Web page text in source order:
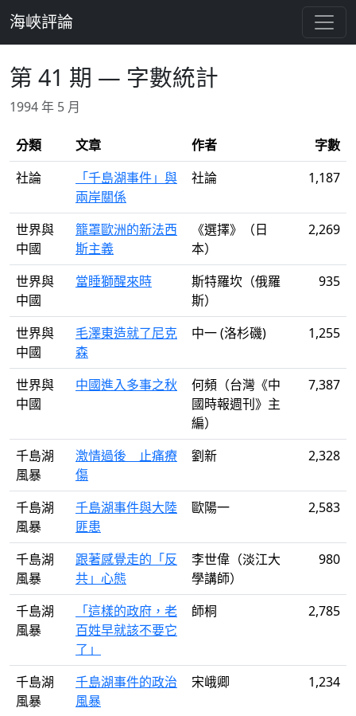
海峽評論
第 41 期 — 字數統計
1994 年 5 月
分類 文章 作者
字數
社論
「千島湖事件」與
兩岸關係
社論 1,187
世界與
中國
籠罩歐洲的新法西
斯主義
《選擇》（日
本）
2,269
世界與
中國
當睡獅醒來時
斯特羅坎（俄羅
斯）
935
世界與
中國
毛澤東造就了尼克
森
中一 (洛杉磯) 1,255
世界與
中國
中國進入多事之秋
何頻（台灣《中
國時報週刊》主
編）
7,387
千島湖
風暴
激情過後 止痛療
傷
劉新 2,328
千島湖
風暴
千島湖事件與大陸
匪患
歐陽一 2,583
千島湖
風暴
跟著感覺走的「反
共」心態
李世偉（淡江大
學講師）
980
千島湖
風暴
「這樣的政府，老
百姓早就該不要它
了」
師桐 2,785
千島湖
風暴
千島湖事件的政治
風暴
宋峨卿 1,234